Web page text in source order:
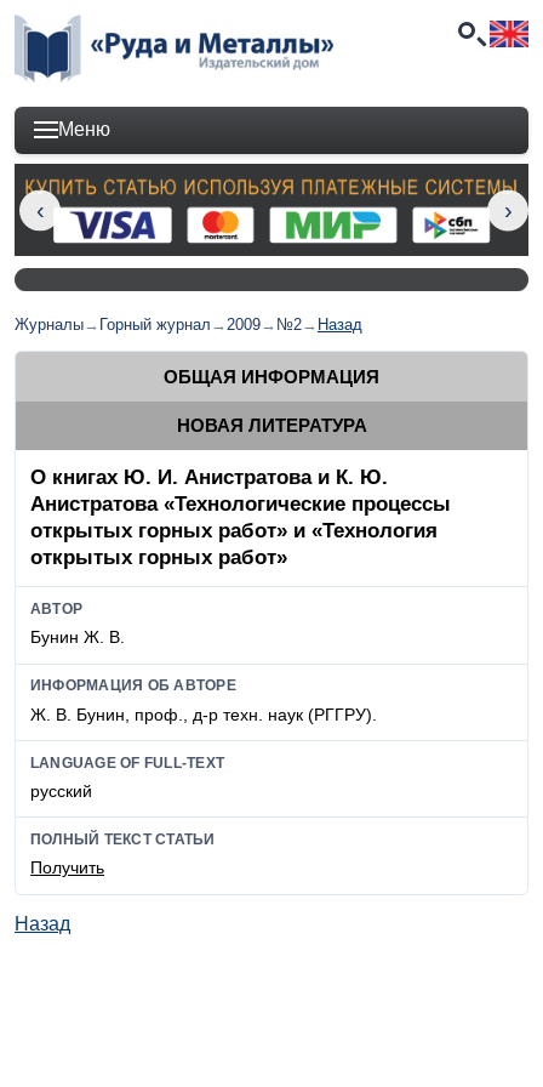
Меню
Журналы→ Горный журнал →2009→ №2→ Назад
ОБЩАЯ ИНФОРМАЦИЯ
НОВАЯ ЛИТЕРАТУРА
О книгах Ю. И. Анистратова и К. Ю.
Анистратова «Технологические процессы
открытых горных работ» и «Технология
открытых горных работ»
АВТОР
Бунин Ж. В.
ИНФОРМАЦИЯ ОБ АВТОРЕ
Ж. В. Бунин, проф., д-р техн. наук (РГГРУ).
LANGUAGE OF FULL-TEXT
русский
ПОЛНЫЙ ТЕКСТ СТАТЬИ
Получить
Назад